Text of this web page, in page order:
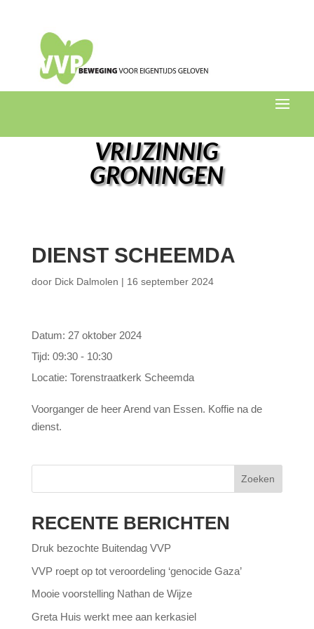
VRIJZINNIG
GRONINGEN
DIENST SCHEEMDA
door Dick Dalmolen | 16 september 2024
Datum: 27 oktober 2024
Tijd: 09:30 - 10:30
Locatie: Torenstraatkerk Scheemda
Voorganger de heer Arend van Essen. Koffie na de
dienst.
Zoeken
RECENTE BERICHTEN
Druk bezochte Buitendag VVP
VVP roept op tot veroordeling ‘genocide Gaza’
Mooie voorstelling Nathan de Wijze
Greta Huis werkt mee aan kerkasiel